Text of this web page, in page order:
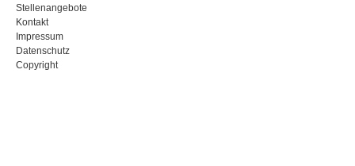
Stellenangebote
Kontakt
Impressum
Datenschutz
Copyright